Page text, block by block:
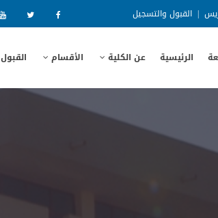
| القبول والتسجيل
الرئيسية عن الكلية الأقسام القبول